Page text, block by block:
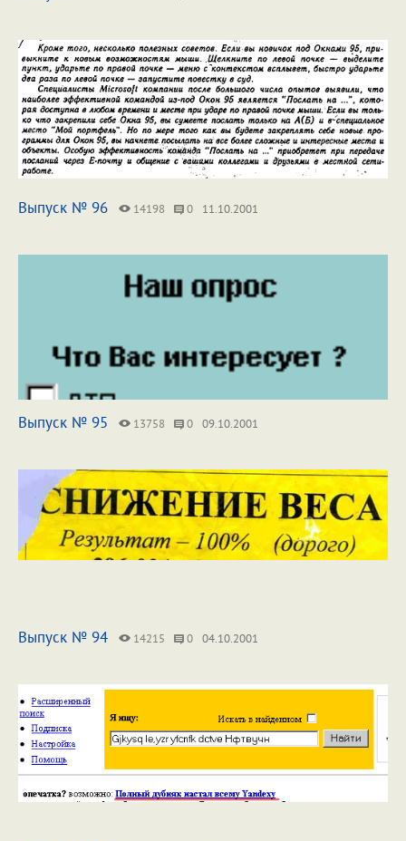
Выпуск № 96 14198 0 11.10.2001
Выпуск № 95 13758 0 09.10.2001
Выпуск № 94 14215 0 04.10.2001